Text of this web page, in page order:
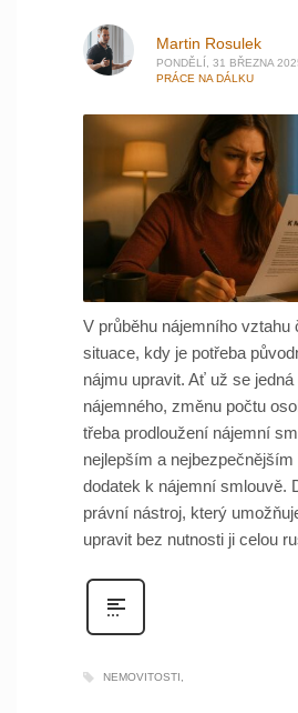
Martin Rosulek
PONDĚLÍ, 31 BŘEZNA
PRÁCE NA DÁLKU
V průběhu nájemního vztahu
situace, kdy je potřeba
nájmu upravit. Ať už se
nájemného, změnu počtu
třeba prodloužení nájemní
nejlepším a
dodatek k nájemní smlouvě.
právní nástroj, který
upravit bez nutnosti ji celou
NEMOVITOSTI